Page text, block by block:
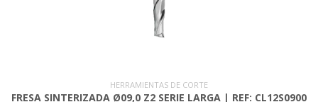
HERRAMIENTAS DE CORTE
FRESA SINTERIZADA Ø09,0 Z2 SERIE LARGA | REF: CL12S0900